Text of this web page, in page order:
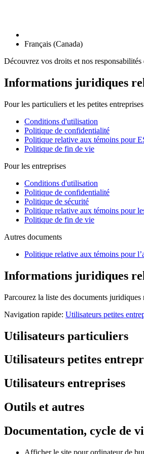
Français (Canada)
Découvrez vos droits et nos
Informations juridiques
Pour les particuliers et les petites entreprises
Conditions d'utilisation
Politique de confidentialité
Politique relative aux témoins pour
Politique de fin de vie
Pour les entreprises
Conditions d'utilisation
Politique de confidentialité
Politique de sécurité
Politique relative aux témoins pour
Politique de fin de vie
Autres documents
Politique relative aux témoins pour
Informations juridiques
Parcourez la liste des documents
Navigation rapide: Utilisateurs petites
Utilisateurs particuliers
Utilisateurs petites
Utilisateurs entreprises
Outils et autres
Documentation, cycle de
Afficher le site pour ordinateur de